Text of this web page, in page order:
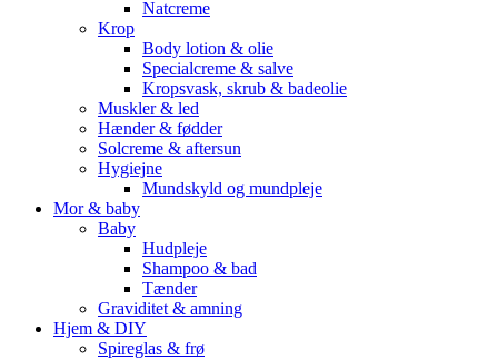
Natcreme
Krop
Body lotion & olie
Specialcreme & salve
Kropsvask, skrub & badeolie
Muskler & led
Hænder & fødder
Solcreme & aftersun
Hygiejne
Mundskyld og mundpleje
Mor & baby
Baby
Hudpleje
Shampoo & bad
Tænder
Graviditet & amning
Hjem & DIY
Spireglas & frø